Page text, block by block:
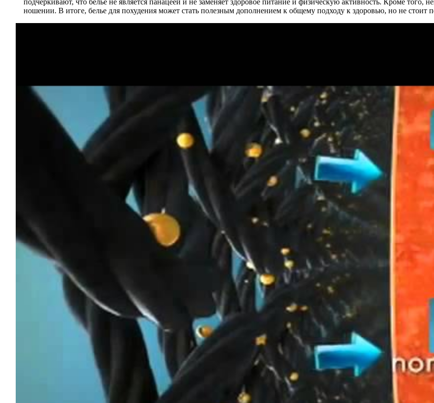
подчеркивают, что белье не является панацеей и не заменяет здоровое питание и физическую активность. Кроме того,
ношении. В итоге, белье для похудения может стать полезным дополнением к общему подходу к здоровью, но не стоит